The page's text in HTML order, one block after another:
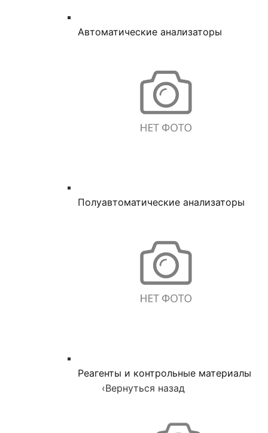
Автоматические анализаторы
Полуавтоматические анализаторы
Реагенты и контрольные материалы
‹Вернуться назад